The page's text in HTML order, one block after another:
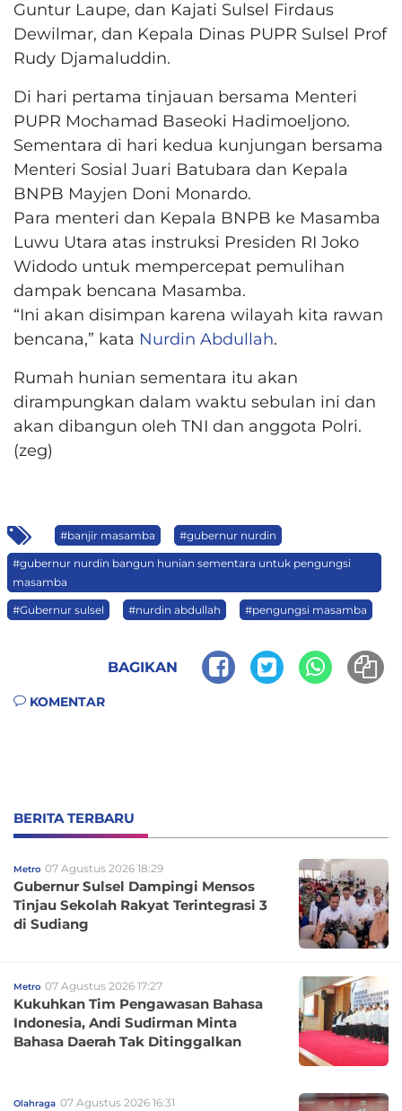
Guntur Laupe, dan Kajati Sulsel Firdaus
Dewilmar, dan Kepala Dinas PUPR Sulsel Prof
Rudy Djamaluddin.
Di hari pertama tinjauan bersama Menteri
PUPR Mochamad Baseoki Hadimoeljono.
Sementara di hari kedua kunjungan bersama
Menteri Sosial Juari Batubara dan Kepala
BNPB Mayjen Doni Monardo.
Para menteri dan Kepala BNPB ke Masamba
Luwu Utara atas instruksi Presiden RI Joko
Widodo untuk mempercepat pemulihan
dampak bencana Masamba.
“Ini akan disimpan karena wilayah kita rawan
bencana,” kata Nurdin Abdullah.
Rumah hunian sementara itu akan
dirampungkan dalam waktu sebulan ini dan
akan dibangun oleh TNI dan anggota Polri.
(zeg)
#banjir masamba #gubernur nurdin
#gubernur nurdin bangun hunian sementara untuk pengungsi
masamba
#Gubernur sulsel #nurdin abdullah #pengungsi masamba
BAGIKAN
KOMENTAR
BERITA TERBARU
Metro 07 Agustus 2026 18:29
Gubernur Sulsel Dampingi Mensos
Tinjau Sekolah Rakyat Terintegrasi 3
di Sudiang
Metro 07 Agustus 2026 17:27
Kukuhkan Tim Pengawasan Bahasa
Indonesia, Andi Sudirman Minta
Bahasa Daerah Tak Ditinggalkan
Olahraga 07 Agustus 2026 16:31